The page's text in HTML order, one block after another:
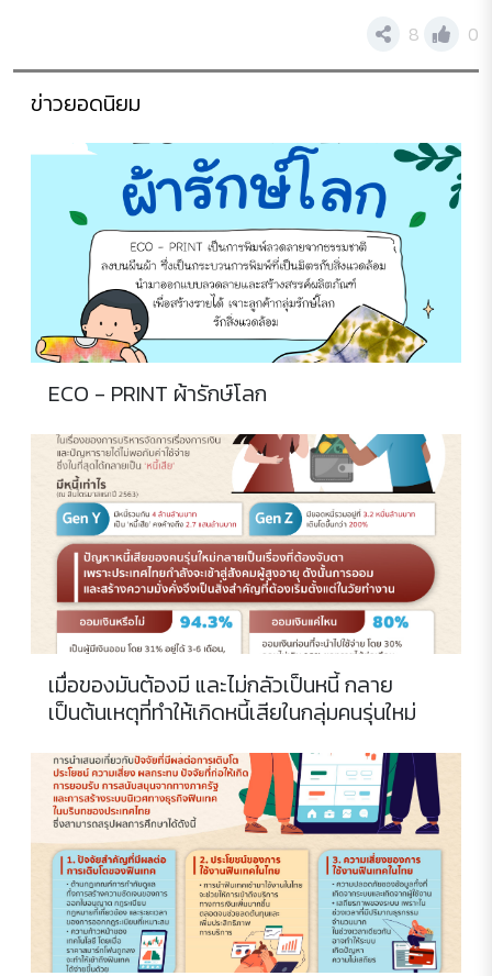
8
0
ข่าวยอดนิยม
ECO - PRINT ผ้ารักษ์โลก
เมื่อของมันต้องมี และไม่กลัวเป็นหนี้ กลาย
เป็นต้นเหตุที่ทำให้เกิดหนี้เสียในกลุ่มคนรุ่นใหม่